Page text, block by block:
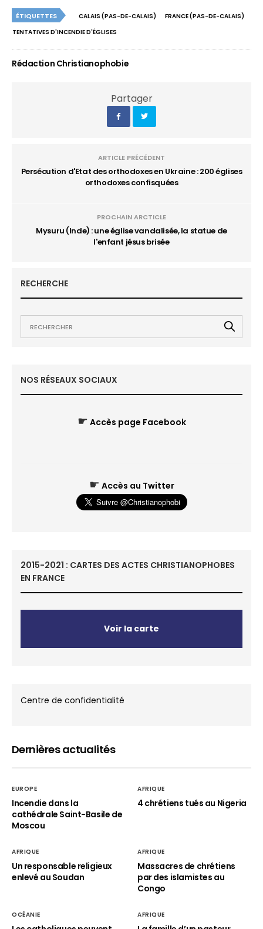
ÉTIQUETTES CALAIS (PAS-DE-CALAIS)
FRANCE (PAS-DE-CALAIS)
TENTATIVES D'INCENDIE D'ÉGLISES
Rédaction Christianophobie
Partager
ARTICLE PRÉCÉDENT
Persécution d'Etat des orthodoxes en Ukraine : 200 églises
orthodoxes confisquées
PROCHAIN ARCTICLE
Mysuru (Inde) : une église vandalisée, la statue de
l'enfant jésus brisée
RECHERCHE
NOS RÉSEAUX SOCIAUX
☛ Accès page Facebook
☛ Accès au Twitter
2015-2021 : CARTES DES ACTES CHRISTIANOPHOBES
EN FRANCE
Voir la carte
Centre de confidentialité
Dernières actualités
EUROPE
Incendie dans la
cathédrale Saint-Basile de
Moscou
AFRIQUE
4 chrétiens tués au Nigeria
AFRIQUE
Un responsable religieux
enlevé au Soudan
AFRIQUE
Massacres de chrétiens
par des islamistes au
Congo
OCÉANIE AFRIQUE